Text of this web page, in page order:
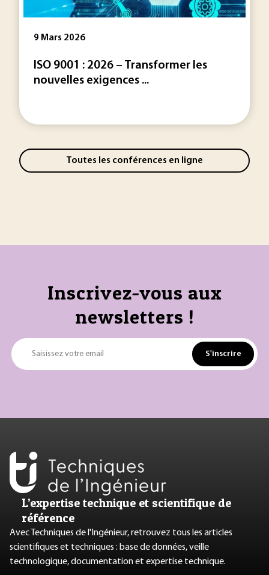
9 Mars 2026
ISO 9001 : 2026 – Transformer les
nouvelles exigences ...
Toutes les conférences en ligne
Inscrivez-vous aux
newsletters !
Saisissez votre email S'inscrire
L’expertise technique et scientifique de
référence
Avec Techniques de l'Ingénieur, retrouvez tous les articles
scientifiques et techniques : base de données, veille
technologique, documentation et expertise technique.